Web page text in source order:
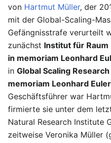
von Hartmut Müller, der
mit der Global-Scaling-
Gefängnisstrafe verurteilt
zunächst Institut für Raum
in memoriam Leonhard
in Global Scaling
memoriam Leonhard Euler
Geschäftsführer war
firmierte sie unter dem
Natural Research Institute
zeitweise Veronika Müller